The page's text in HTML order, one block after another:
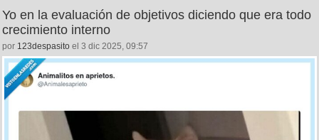
Yo en la evaluación de objetivos diciendo que era todo
crecimiento interno
por 123despasito el 3 dic 2025, 09:57